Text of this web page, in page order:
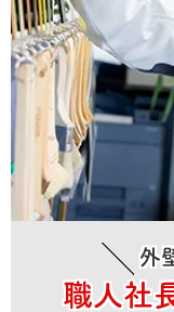
外
職人社